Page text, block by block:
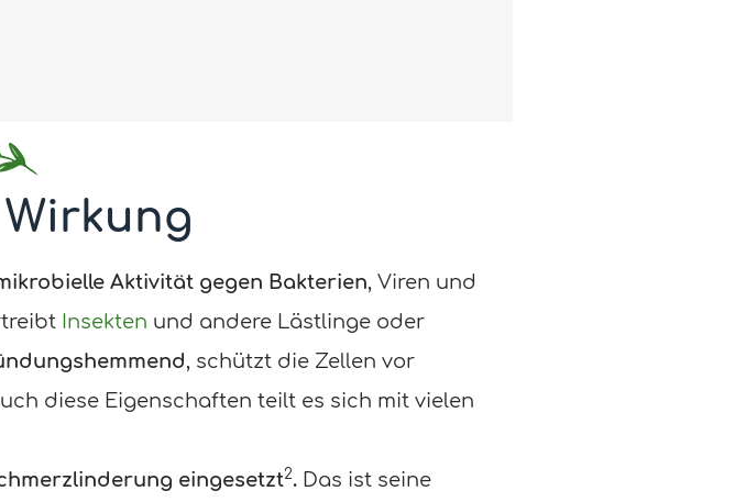
Aktivität gegen Bakterien, Viren und
Insekten und andere Lästlinge oder
, schützt die Zellen vor
diese Eigenschaften teilt es sich mit vielen
eingesetzt2. Das ist seine